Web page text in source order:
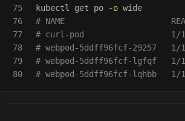
75
76
77
78
79
kubectl get po
-o
# NAME                      READY
# curl-pod                  1/1
# webpod-5ddff96fcf-29257
# webpod-5ddff96fcf-lgfqf
# webpod-5ddff96fcf-lqhbb